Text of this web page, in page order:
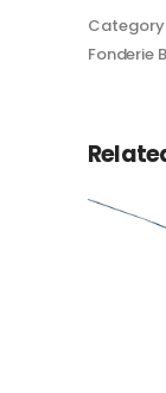
Fonderie